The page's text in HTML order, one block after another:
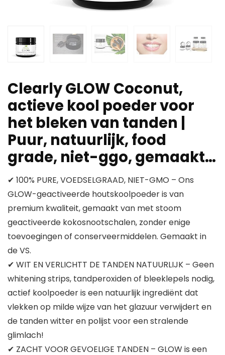
Clearly GLOW Coconut,
actieve kool poeder voor
het bleken van tanden |
Puur, natuurlijk, food
grade, niet-ggo, gemaakt…
✔ 100% PURE, VOEDSELGRAAD, NIET-GMO – Ons
GLOW-geactiveerde houtskoolpoeder is van
premium kwaliteit, gemaakt van met stoom
geactiveerde kokosnootschalen, zonder enige
toevoegingen of conserveermiddelen. Gemaakt in
de VS.
✔ WIT EN VERLICHTT DE TANDEN NATUURLIJK – Geen
whitening strips, tandperoxiden of bleeklepels nodig,
actief koolpoeder is een natuurlijk ingrediënt dat
vlekken op milde wijze van het glazuur verwijdert en
de tanden witter en polijst voor een stralende
glimlach!
✔ ZACHT VOOR GEVOELIGE TANDEN – GLOW is een